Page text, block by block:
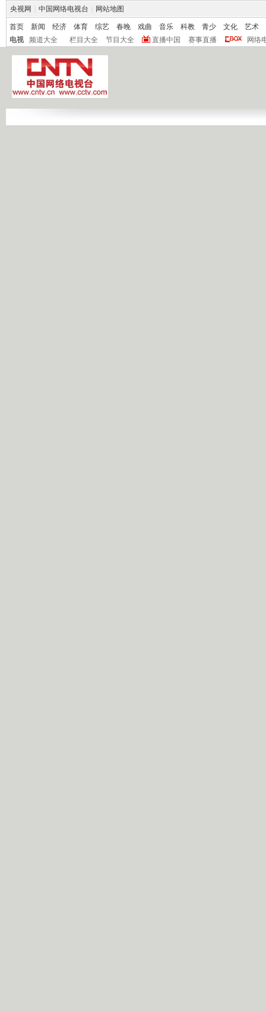
央视网 中国网络电视台 网站地图
首页 新闻 经济 体育 综艺 春晚 戏曲 音乐 科教 青少 文化
艺术
电视
频道大全 栏目大全 节目大全 直播中国 赛事直播 网络